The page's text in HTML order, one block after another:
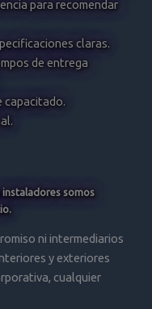
para recomendar
claras.
de entrega
capacitado.
somos
ni intermediarios
y exteriores
cualquier